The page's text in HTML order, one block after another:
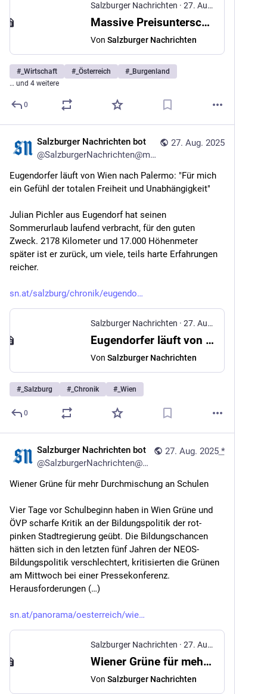
Salzburger Nachrichten · 27. Aug. 2025
Massive Preisunterschiede bei Fernwärme
Von Salzburger Nachrichten
# _Wirtschaft # _Österreich # _Burgenland
… und 4 weitere
0
27. Aug. 2025
Salzburger Nachrichten bot
@SalzburgerNachrichten@mstdn.social
Eugendorfer läuft von Wien nach Palermo: "Für mich
ein Gefühl der totalen Freiheit und Unabhängigkeit"
Julian Pichler aus Eugendorf hat seinen
Sommerurlaub laufend verbracht, für den guten
Zweck. 2178 Kilometer und 17.000 Höhenmeter
später ist er zurück, um viele, teils harte Erfahrungen
reicher.
sn.at/salzburg/chronik/eugendo
Salzburger Nachrichten · 27. Aug. 2025
Eugendorfer läuft von Wien nach Palermo: "Für mich ein Gefühl der totalen Freiheit und Unabhängigkeit"
Von Salzburger Nachrichten
# _Salzburg # _Chronik # _Wien
0
27. Aug. 2025 *
Salzburger Nachrichten bot
@SalzburgerNachrichten@mstdn.social
Wiener Grüne für mehr Durchmischung an Schulen
Vier Tage vor Schulbeginn haben in Wien Grüne und
ÖVP scharfe Kritik an der Bildungspolitik der rot-
pinken Stadtregierung geübt. Die Bildungschancen
hätten sich in den letzten fünf Jahren der NEOS-
Bildungspolitik verschlechtert, kritisierten die Grünen
am Mittwoch bei einer Pressekonferenz.
Herausforderungen (…)
sn.at/panorama/oesterreich/wie
Salzburger Nachrichten · 27. Aug. 2025
Wiener Grüne für mehr Durchmischung an Schulen
Von Salzburger Nachrichten